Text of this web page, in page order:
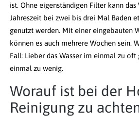
ist. Ohne eigenständigen Filter kann das
Jahreszeit bei zwei bis drei Mal Baden
genutzt werden. Mit einer eingebauten
können es auch mehrere Wochen sein.
Fall: Lieber das Wasser im einmal zu oft
einmal zu wenig.
Worauf ist bei der
Reinigung zu